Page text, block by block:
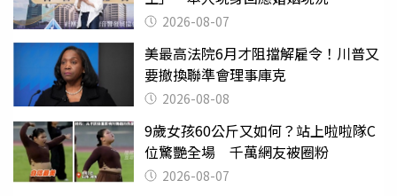
2026-08-07
美最高法院6月才阻擋解雇令！川普又
要撤換聯準會理事庫克
2026-08-08
9歲女孩60公斤又如何？站上啦啦隊C
位驚艷全場 千萬網友被圈粉
2026-08-07